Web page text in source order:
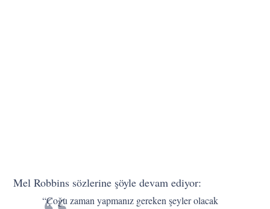
Mel Robbins sözlerine şöyle devam ediyor:
“Çoğu zaman yapmanız gereken şeyler olacak